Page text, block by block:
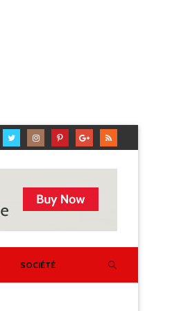
SOCIÉTÉ